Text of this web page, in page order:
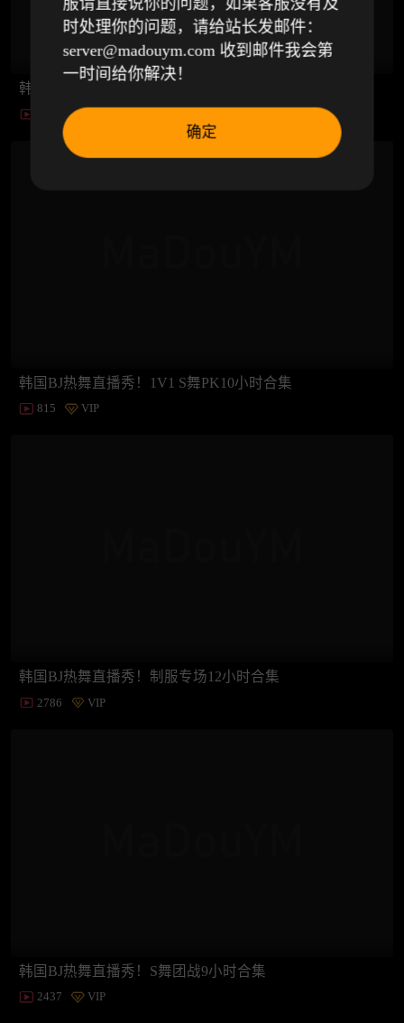
韩国BJ热舞直播秀！密室逃脱&骰子战争11小时合集
韩国BJ热舞直播秀！1V1 S舞PK10小时合集
815 VIP
韩国BJ热舞直播秀！制服专场12小时合集
2786 VIP
韩国BJ热舞直播秀！S舞团战9小时合集
2437 VIP
时处理你的问题，请给站长发邮件：
server@madouym.com 收到邮件我会第
一时间给你解决！
确定